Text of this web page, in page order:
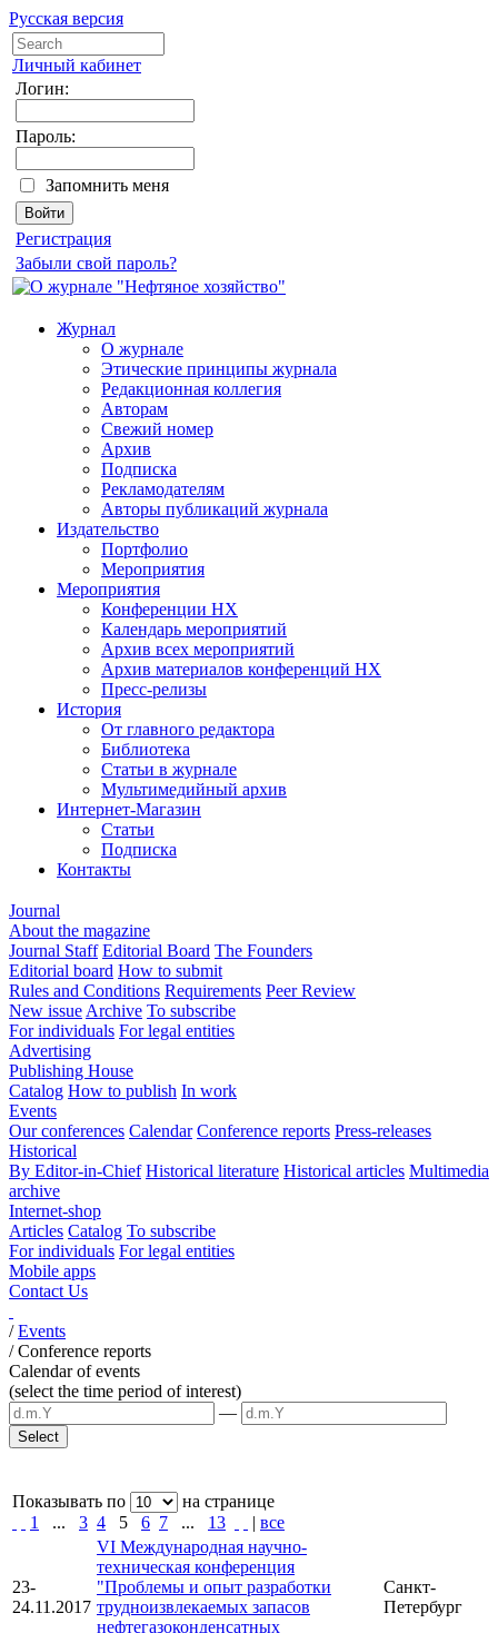
Русская версия
Личный кабинет
Логин:
Пароль:
Запомнить меня
Регистрация
Забыли свой пароль?
Журнал
О журнале
Этические принципы журнала
Редакционная коллегия
Авторам
Свежий номер
Архив
Подписка
Рекламодателям
Авторы публикаций журнала
Издательство
Портфолио
Мероприятия
Мероприятия
Конференции НХ
Календарь мероприятий
Архив всех мероприятий
Архив материалов конференций НХ
Пресс-релизы
История
От главного редактора
Библиотека
Статьи в журнале
Мультимедийный архив
Интернет-Магазин
Статьи
Подписка
Контакты
Journal
About the magazine
Journal Staff Editorial Board The Founders
Editorial board How to submit
Rules and Conditions Requirements Peer Review
New issue Archive To subscribe
For individuals For legal entities
Advertising
Publishing House
Catalog How to publish In work
Events
Our conferences Calendar Conference reports Press-releases
Historical
By Editor-in-Chief Historical literature Historical articles Multimedia
archive
Internet-shop
Articles Catalog To subscribe
For individuals For legal entities
Mobile apps
Contact Us
/Events
/Conference reports
Calendar of events
(select the time period of interest)
—
Показывать по
на странице
1
... 3 4 5 6 7 ... 13 | все
23-
24.11.2017
VI Международная научно-
техническая конференция
"Проблемы и опыт разработки
трудноизвлекаемых запасов
нефтегазоконденсатных
Санкт-
Петербург